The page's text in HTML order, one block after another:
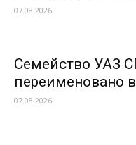
07.08.2026
Семейство УАЗ
переименовано
07.08.2026